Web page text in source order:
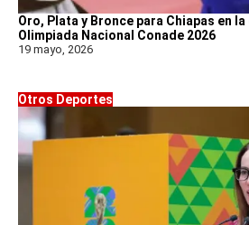
Oro, Plata y Bronce para Chiapas en
Olimpiada Nacional Conade 2026
19 mayo, 2026
Otros Deportes